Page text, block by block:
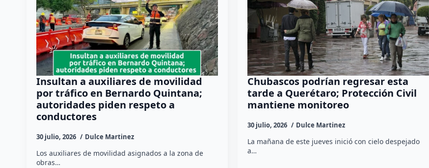
Insultan a auxiliares de movilidad
por tráfico en Bernardo Quintana;
autoridades piden respeto a
conductores
30 julio, 2026 Dulce Martinez
Los auxiliares de movilidad asignados a la zona de
obras…
Chubascos podrían regresar esta
tarde a Querétaro; Protección Civil
mantiene monitoreo
30 julio, 2026 Dulce Martinez
La mañana de este jueves inició con cielo despejado
a…